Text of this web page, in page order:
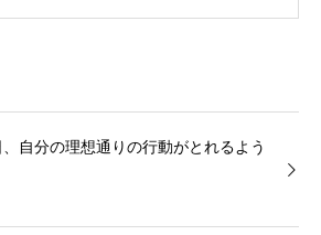
、自分の理想通りの行動がとれるよう